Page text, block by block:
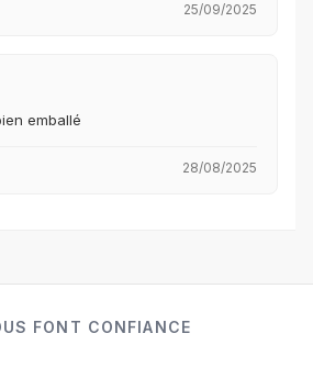
25/09/2025
emballé
28/08/2025
FONT CONFIANCE